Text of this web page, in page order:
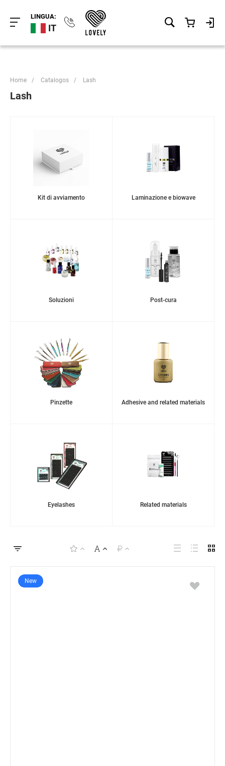
LINGUA:
IT
Home / Catalogos / Lash
Lash
Kit di avviamento Laminazione e biowave
Soluzioni Post-cura
Pinzette Adhesive and related materials
Eyelashes Related materials
New